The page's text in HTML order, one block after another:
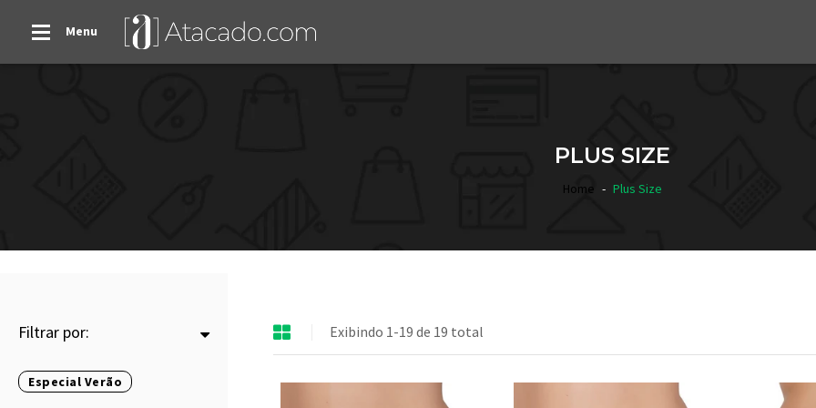
Menu
PLUS SIZE
Home Plus Size
Filtrar por:
Especial Verão
Exibindo 1-19 de 19 total